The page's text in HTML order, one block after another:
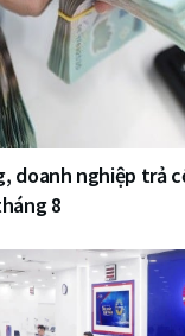
doanh nghiệp trả
8